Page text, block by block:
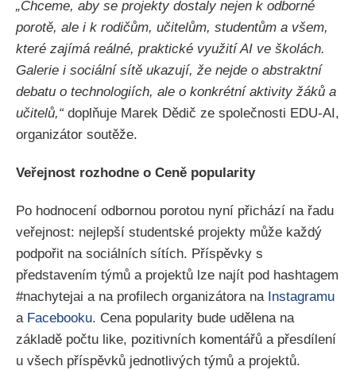
„Chceme, aby se projekty dostaly nejen k odborné
porotě, ale i k rodičům, učitelům, studentům a všem,
které zajímá reálné, praktické využití AI ve školách.
Galerie i sociální sítě ukazují, že nejde o abstraktní
debatu o technologiích, ale o konkrétní aktivity žáků a
učitelů,“ doplňuje Marek Dědič ze společnosti EDU-AI,
organizátor soutěže.
Veřejnost rozhodne o Ceně popularity
Po hodnocení odbornou porotou nyní přichází na řadu
veřejnost: nejlepší studentské projekty může každý
podpořit na sociálních sítích. Příspěvky s
představením týmů a projektů lze najít pod hashtagem
#nachytejai a na profilech organizátora naInstagramu
a Facebooku. Cena popularity bude udělena na
základě počtu like, pozitivních komentářů a přesdílení
u všech příspěvků jednotlivých týmů a projektů.